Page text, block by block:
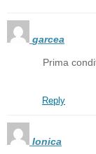
garcea
Prima
Reply
Ionica